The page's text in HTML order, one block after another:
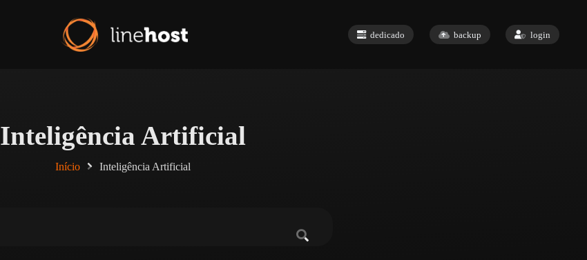
dedicado backup login
Inteligência Artificial
Início Inteligência Artificial